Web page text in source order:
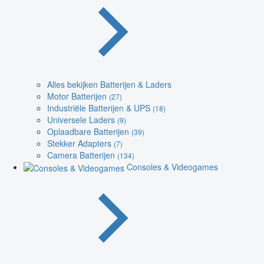
Alles bekijken Batterijen & Laders
Motor Batterijen (27)
Industriële Batterijen & UPS (18)
Universele Laders (9)
Oplaadbare Batterijen (39)
Stekker Adapters (7)
Camera Batterijen (134)
Consoles & Videogames